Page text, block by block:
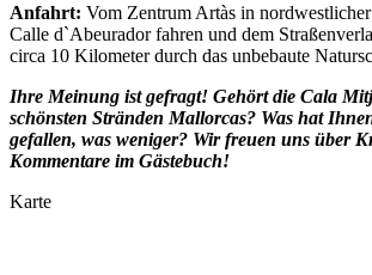
Anfahrt: Vom Zentrum Artàs in
Calle d`Abeurador fahren und dem
circa 10 Kilometer durch das unbebaute
Ihre Meinung ist gefragt! Gehört die Cala
schönsten Stränden Mallorcas? Was hat
gefallen, was weniger? Wir freuen uns über
Kommentare im Gästebuch!
Karte